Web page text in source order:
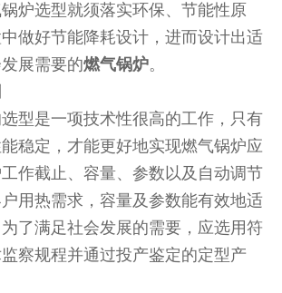
炉选型就须落实环保、节能性原
做好节能降耗设计，进而设计出适
展需要的燃气锅炉。
是一项技术性很高的工作，只有
稳定，才能更好地实现燃气锅炉应
作截止、容量、参数以及自动调节
用热需求，容量及参数能有效地适
了满足社会发展的需要，应选用符
察规程并通过投产鉴定的定型产